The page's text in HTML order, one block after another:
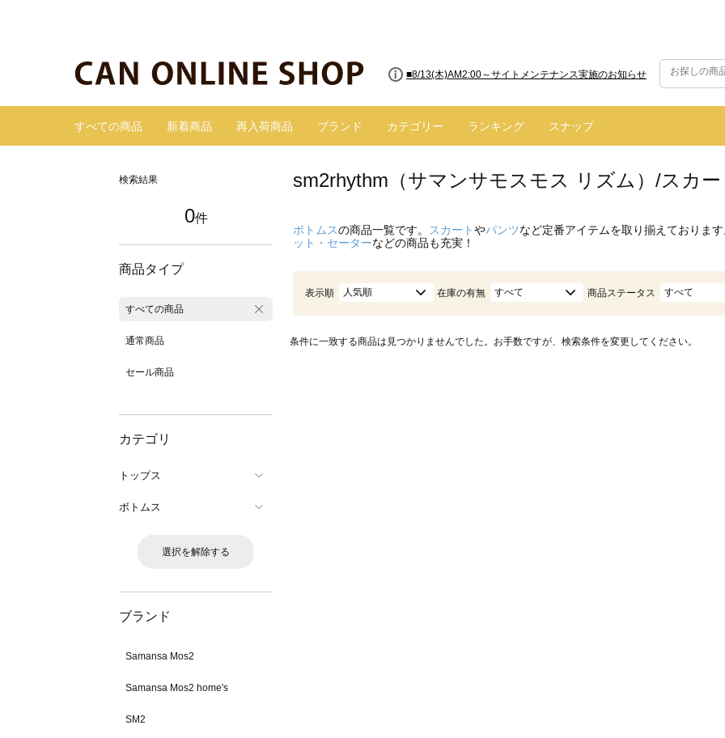
■8/13(木)AM2:00～サイトメンテナンス実施のお知らせ
すべての商品 新着商品 再入荷商品 ブランド カテゴリー ランキング スナップ
検索結果
0件
商品タイプ
すべての商品
通常商品
セール商品
カテゴリ
トップス
ボトムス
選択を解除する
ブランド
Samansa Mos2
Samansa Mos2 home's
SM2
sm2rhythm（サマンサモスモス リズム）/スカー
ボトムスの商品一覧です。 スカートやパンツなど定番アイテムを取り揃えておりま
ット・セーターなどの商品も充実！
表示順 人気順 在庫の有無 すべて 商品ステータス すべて
条件に一致する商品は見つかりませんでした。お手数ですが、検索条件を変更してください。